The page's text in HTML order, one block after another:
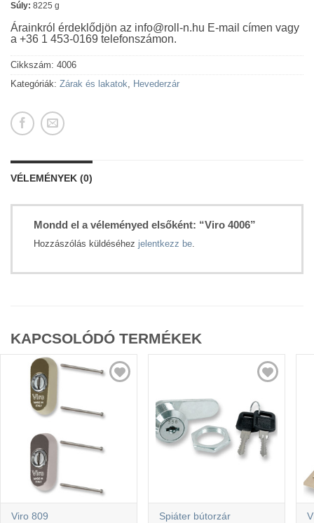
Súly: 8225 g
Árainkról érdeklődjön az info@roll-n.hu E-mail címen vagy
a +36 1 453-0169 telefonszámon.
Cikkszám: 4006
Kategóriák: Zárak és lakatok, Hevederzár
VÉLEMÉNYEK (0)
Mondd el a véleményed elsőként: “Viro 4006”
Hozzászólás küldéséhez jelentkezz be
KAPCSOLÓDÓ TERMÉKEK
Viro 809 Spiáter bútorzár